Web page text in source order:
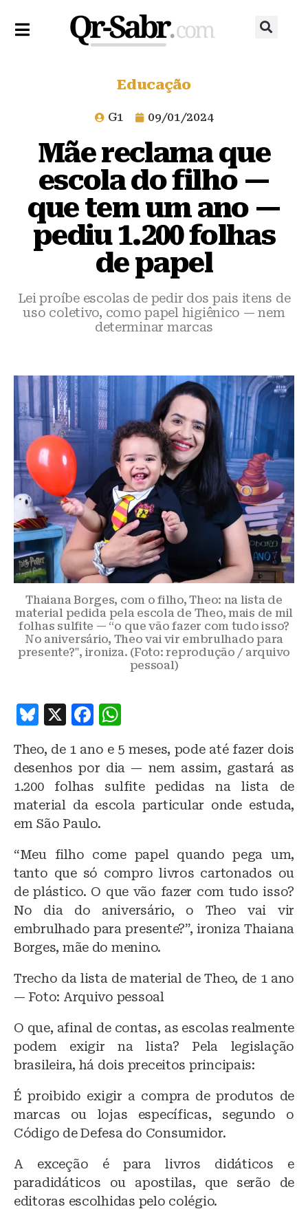
Educação
G1 09/01/2024
Mãe reclama que
escola do filho —
que tem um ano —
pediu 1.200 folhas
de papel
Lei proíbe escolas de pedir dos pais itens de
uso coletivo, como papel higiênico — nem
determinar marcas
Thaiana Borges, com o filho, Theo: na lista de
material pedida pela escola de Theo, mais de mil
folhas sulfite — “o que vão fazer com tudo isso?
No aniversário, Theo vai vir embrulhado para
presente?", ironiza. (Foto: reprodução / arquivo
pessoal)
B
e
s
k
y
X
F
c
e
b
o
o
k
at
s
A
p
Theo, de 1 ano e 5 meses, pode até fazer dois
desenhos por dia — nem assim, gastará as
1.200 folhas sulfite pedidas na lista de
material da escola particular onde estuda,
em São Paulo.
“Meu filho come papel quando pega um,
tanto que só compro livros cartonados ou
de plástico. O que vão fazer com tudo isso?
No dia do aniversário, o Theo vai vir
embrulhado para presente?”, ironiza Thaiana
Borges, mãe do menino.
Trecho da lista de material de Theo, de 1 ano
— Foto: Arquivo pessoal
O que, afinal de contas, as escolas realmente
podem exigir na lista? Pela legislação
brasileira, há dois preceitos principais:
É proibido exigir a compra de produtos de
marcas ou lojas específicas, segundo o
Código de Defesa do Consumidor.
A exceção é para livros didáticos e
paradidáticos ou apostilas, que serão de
editoras escolhidas pelo colégio.